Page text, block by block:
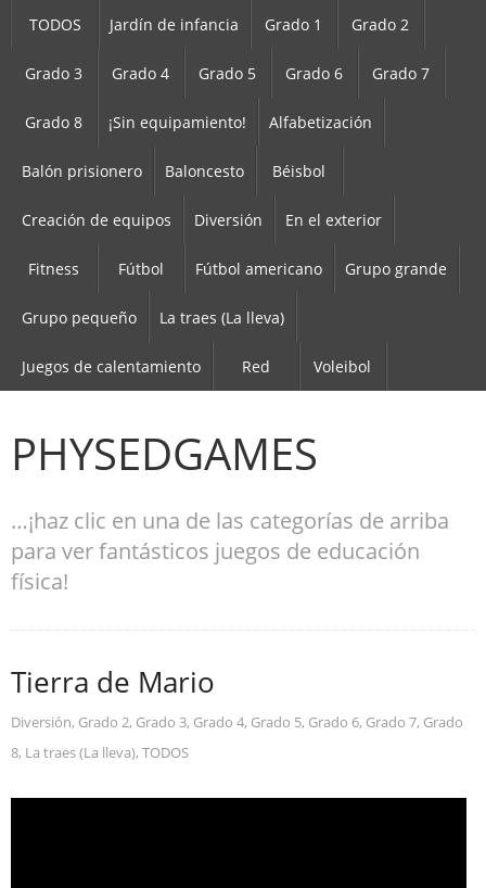
TODOS Jardín de infancia Grado 1 Grado 2
Grado 3 Grado 4 Grado 5 Grado 6 Grado 7
Grado 8 ¡Sin equipamiento! Alfabetización
Balón prisionero Baloncesto Béisbol
Creación de equipos Diversión En el exterior
Fitness Fútbol Fútbol americano Grupo grande
Grupo pequeño La traes (La lleva)
Juegos de calentamiento Red Voleibol
PHYSEDGAMES
…¡haz clic en una de las categorías de arriba
para ver fantásticos juegos de educación
física!
Tierra de Mario
Diversión, Grado 2, Grado 3, Grado 4, Grado 5, Grado 6, Grado 7, Grado
8, La traes (La lleva), TODOS